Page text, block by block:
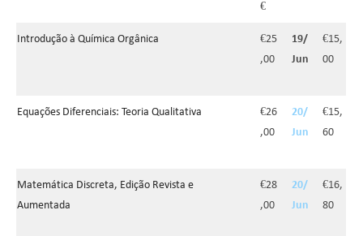
€
Introdução à Química Orgânica
€25
,00
19/
Jun
€15,
00
Equações Diferenciais: Teoria Qualitativa
€26
,00
20/
Jun
€15,
60
Matemática Discreta, Edição Revista e
Aumentada
€28
,00
20/
Jun
€16,
80